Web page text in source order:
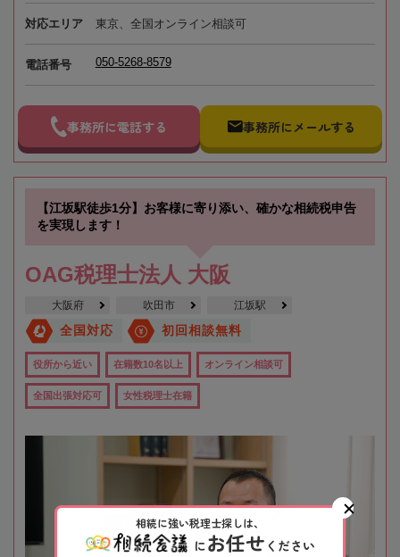
対応エリア 東京、全国オンライン相談可
電話番号 050-5268-8579
事務所に電話する 事務所にメールする
【江坂駅徒歩1分】お客様に寄り添い、確かな相続税申告
を実現します！
OAG税理士法人 大阪
大阪府 吹田市 江坂駅
全国対応 初回相談無料
役所から近い 在籍数10名以上 オンライン相談可
全国出張対応可 女性税理士在籍
相続に強い税理士探しは、
にお任せ ください